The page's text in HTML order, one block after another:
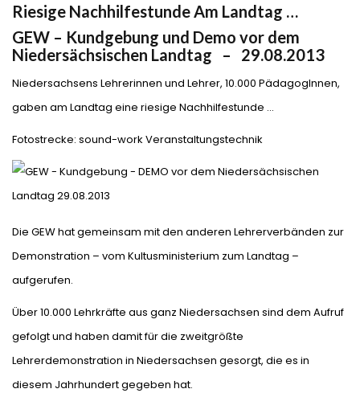
Riesige Nachhilfestunde Am Landtag …
GEW – Kundgebung und Demo vor dem
Niedersächsischen Landtag – 29.08.2013
Niedersachsens Lehrerinnen und Lehrer, 10.000 PädagogInnen,
gaben am Landtag eine riesige Nachhilfestunde …
Fotostrecke: sound-work Veranstaltungstechnik
Die GEW hat gemeinsam mit den anderen Lehrerverbänden zur
Demonstration – vom Kultusministerium zum Landtag –
aufgerufen.
Über 10.000 Lehrkräfte aus ganz Niedersachsen sind dem Aufruf
gefolgt und haben damit für die zweitgrößte
Lehrerdemonstration in Niedersachsen gesorgt, die es in
diesem Jahrhundert gegeben hat.